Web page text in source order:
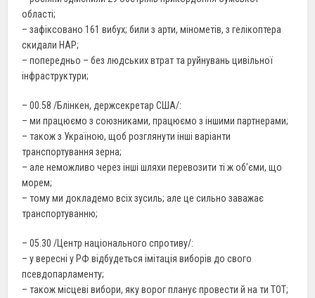
області;
– зафіксовано 161 вибух; били з арти, мінометів, з гелікоптера
скидали НАР;
– попередньо – без людських втрат та руйнувань цивільної
інфраструктури;
– 00.58 /Блінкен, держсекретар США/:
– ми працюємо з союзниками, працюємо з іншими партнерами;
– також з Україною, щоб розглянути інші варіанти
транспортування зерна;
– але неможливо через інші шляхи перевозити ті ж об’єми, що
морем;
– тому ми докладемо всіх зусиль; але це сильно заважає
транспортуванню;
– 05.30 /Центр національного спротиву/:
– у вересні у РФ відбудеться імітація виборів до свого
псевдопарламенту;
– також місцеві вибори, яку ворог планує провести й на ти ТОТ;